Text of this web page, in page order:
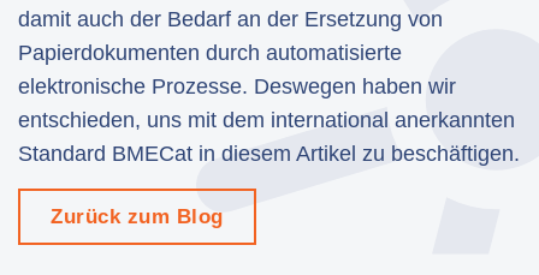
IT-Manager
Geschäftsführer
Nach Geschäftsbedarf
E-Commerce
damit auch der Bedarf an der Ersetzung von
Papierdokumenten durch automatisierte
elektronische Prozesse. Deswegen haben wir
entschieden, uns mit dem international anerkannten
Standard BMECat in diesem Artikel zu beschäftigen.
Zurück zum Blog